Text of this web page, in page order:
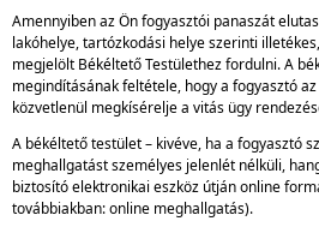
Amennyiben az Ön fogyasztói panaszát
lakóhelye, tartózkodási helye szerinti
megjelölt Békéltető Testülethez fordulni. A
megindításának feltétele, hogy a fogyasztó
közvetlenül megkísérelje a vitás ügy
A békéltető testület – kivéve, ha a fogyasztó
meghallgatást személyes jelenlét nélküli,
biztosító elektronikai eszköz útján online
továbbiakban: online meghallgatás).